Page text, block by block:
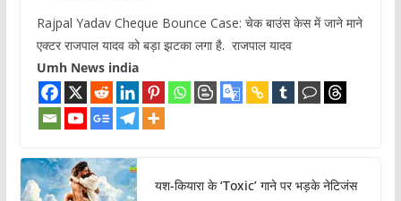
Rajpal Yadav Cheque Bounce Case: चेक बाउंस केस में जाने माने
एक्टर राजपाल यादव को बड़ा झटका लगा है. राजपाल यादव
Umh News india
यश-कियारा के ‘Toxic’ गाने पर भड़के नेटिजंस